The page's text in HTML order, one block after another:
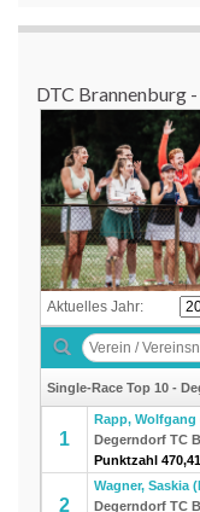
DTC Brannenburg -